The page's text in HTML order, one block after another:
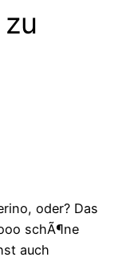
oder? Das
schÃ¶ne
auch